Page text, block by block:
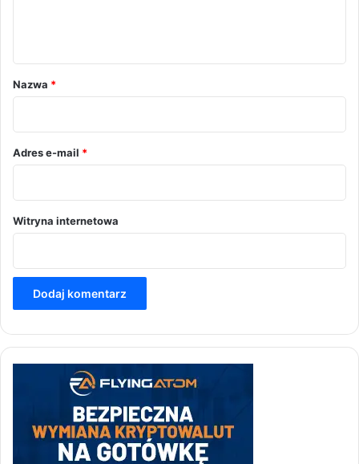
r
*
Nazwa *
Adres e-mail *
Witryna internetowa